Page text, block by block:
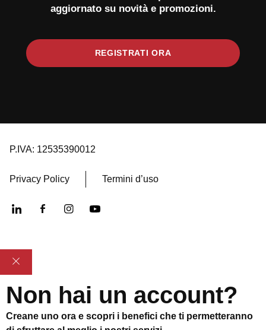
aggiornato su novità e promozioni.
REGISTRATI ORA
P.IVA: 12535390012
Privacy Policy Termini d’uso
Non hai un account?
Creane uno ora e scopri i benefici che ti permetteranno